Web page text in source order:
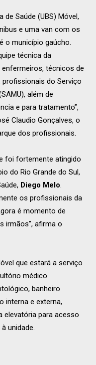
de Saúde (UBS) Móvel,
e uma van com os
o município gaúcho.
técnica da
enfermeiros, técnicos de
do Serviço
além de
e para tratamento”,
Claudio Gonçalves, o
dos profissionais.
foi fortemente atingido
do Rio Grande do Sul,
Diego Melo.
os profissionais da
é momento de
irmãos”, afirma o
que estará a serviço
médico
banheiro
interna e externa,
elevatória para acesso
unidade.